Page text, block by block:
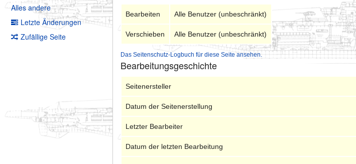
Alles andere
Letzte Änderungen
Zufällige Seite
Bearbeiten Alle Benutzer (unbeschränkt)
Verschieben Alle Benutzer (unbeschränkt)
Das Seitenschutz-Logbuch für diese Seite ansehen.
Bearbeitungsgeschichte
Seitenersteller
Datum der Seitenerstellung
Letzter Bearbeiter
Datum der letzten Bearbeitung